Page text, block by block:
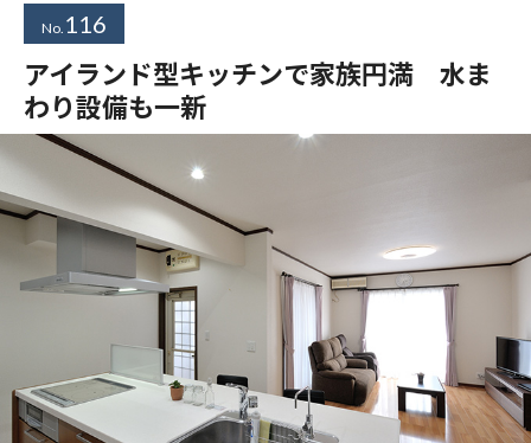
No. 116
アイランド型キッチンで家族円満 水ま
わり設備も一新